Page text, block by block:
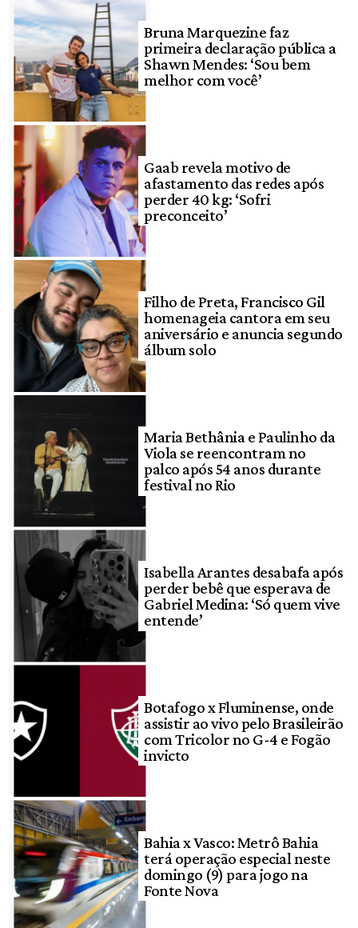
Bruna Marquezine faz
primeira declaração pública a
Shawn Mendes: ‘Sou bem
melhor com você’
Gaab revela motivo de
afastamento das redes após
perder 40 kg: ‘Sofri
preconceito’
Filho de Preta, Francisco Gil
homenageia cantora em seu
aniversário e anuncia segundo
álbum solo
Maria Bethânia e Paulinho da
Viola se reencontram no
palco após 54 anos durante
festival no Rio
Isabella Arantes desabafa após
perder bebê que esperava de
Gabriel Medina: ‘Só quem vive
entende’
Botafogo x Fluminense, onde
assistir ao vivo pelo Brasileirão
com Tricolor no G-4 e Fogão
invicto
Bahia x Vasco: Metrô Bahia
terá operação especial neste
domingo (9) para jogo na
Fonte Nova